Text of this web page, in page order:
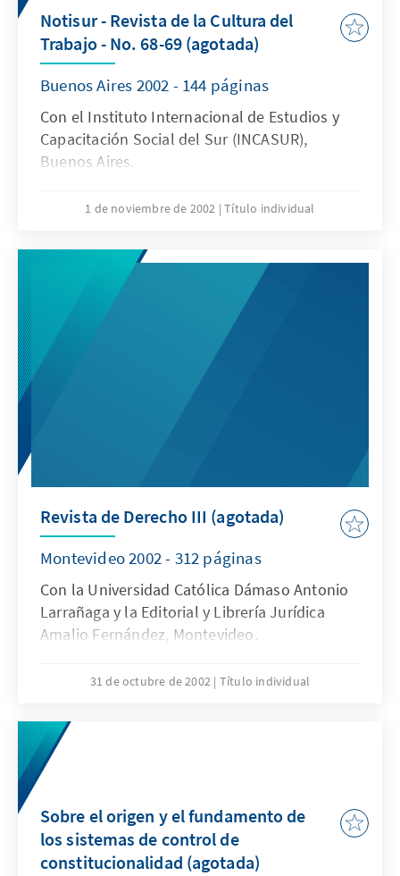
Notisur - Revista de la Cultura del
Trabajo - No. 68-69 (agotada)
Buenos Aires 2002 - 144 páginas
Con el Instituto Internacional de Estudios y
Capacitación Social del Sur (INCASUR),
Buenos Aires.
1 de noviembre de 2002 Título individual
Revista de Derecho III (agotada)
Montevideo 2002 - 312 páginas
Con la Universidad Católica Dámaso Antonio
Larrañaga y la Editorial y Librería Jurídica
Amalio Fernández, Montevideo.
31 de octubre de 2002 Título individual
Sobre el origen y el fundamento de
los sistemas de control de
constitucionalidad (agotada)